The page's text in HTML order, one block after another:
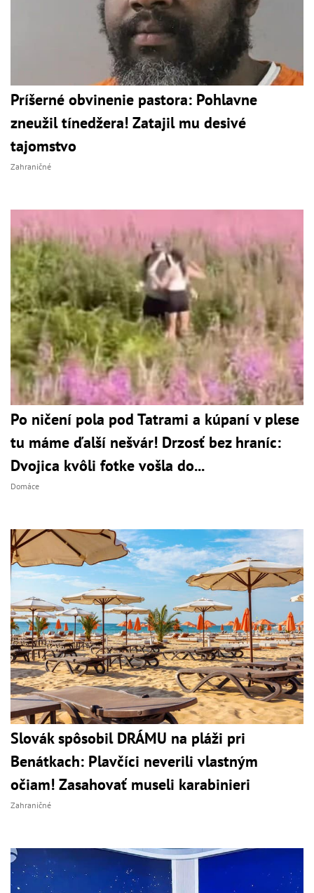
Príšerné obvinenie pastora: Pohlavne
zneužil tínedžera! Zatajil mu desivé
tajomstvo
Zahraničné
Po ničení pola pod Tatrami a kúpaní v plese
tu máme ďalší nešvár! Drzosť bez hraníc:
Dvojica kvôli fotke vošla do...
Domáce
Slovák spôsobil DRÁMU na pláži pri
Benátkach: Plavčíci neverili vlastným
očiam! Zasahovať museli karabinieri
Zahraničné